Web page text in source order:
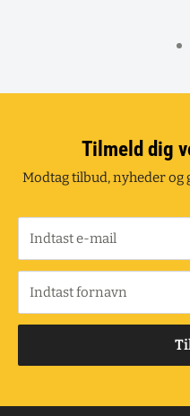
Tilmeld dig
Modtag tilbud, nyheder
Indtast e-mail
Indtast fornavn